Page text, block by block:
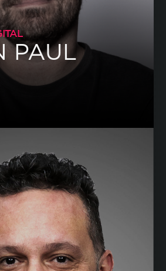
PAUL